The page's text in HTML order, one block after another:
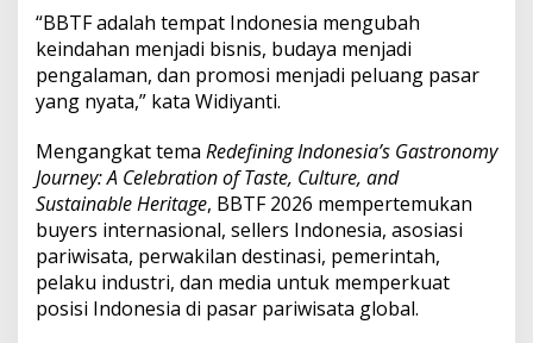
r
u
s
J
a
i
P
r
o
d
u
k
W
i
“BBTF adalah tempat Indonesia mengubah
keindahan menjadi bisnis, budaya menjadi
pengalaman, dan promosi menjadi peluang pasar
yang nyata,” kata Widiyanti.
Mengangkat tema Redefining Indonesia’s Gastronomy
Journey: A Celebration of Taste, Culture, and
Sustainable Heritage, BBTF 2026 mempertemukan
buyers internasional, sellers Indonesia, asosiasi
pariwisata, perwakilan destinasi, pemerintah,
pelaku industri, dan media untuk memperkuat
posisi Indonesia di pasar pariwisata global.